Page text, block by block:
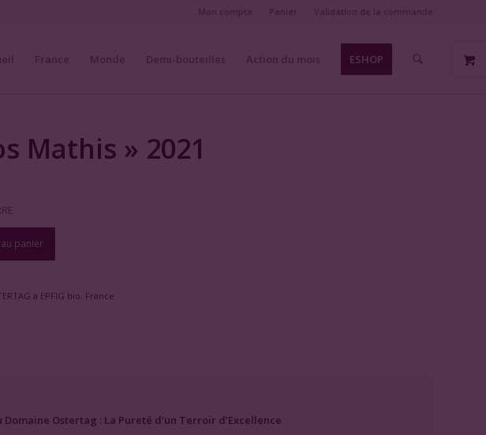
France Monde Demi-bouteilles Action du mois ESHOP
Mathis » 2021
panier
à EPFIG bio France
Domaine Ostertag : La Pureté d’un Terroir d’Excellence